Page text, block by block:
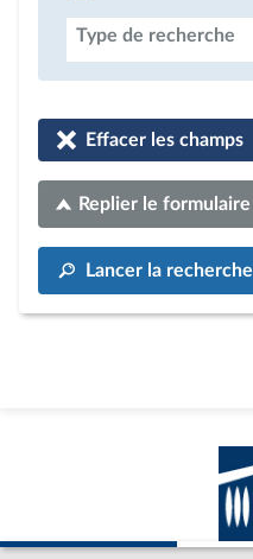
Type de recherche
Effacer les champs
Replier le formulaire
Lancer la recherche